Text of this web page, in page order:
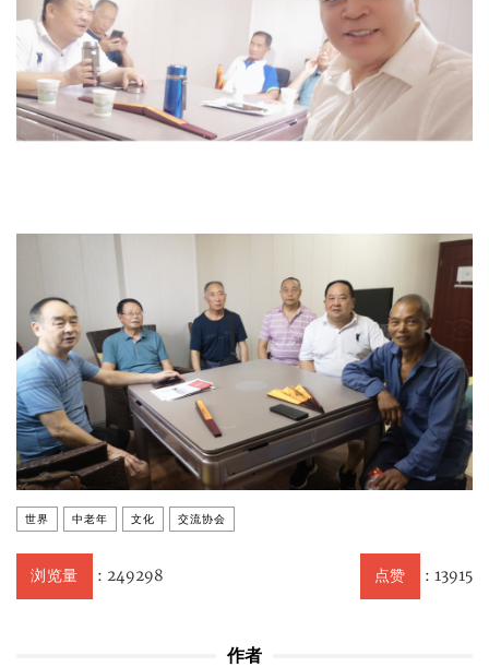
世界 中老年 文化 交流协会
浏览量 : 249298 点赞 : 13915
作者